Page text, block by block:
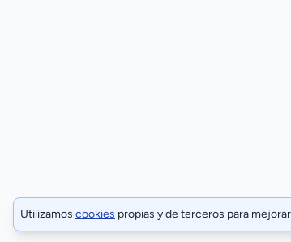
Utilizamos cookies propias y de terceros para